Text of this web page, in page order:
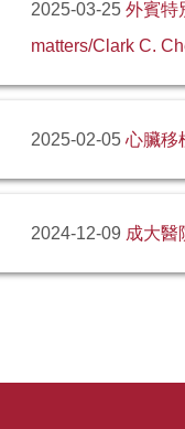
2025-03-25 外賓特
matters/Clark C.
2025-02-05 心臟移
2024-12-09 成大醫